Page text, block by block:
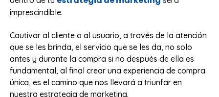
imprescindible.
Cautivar al cliente o al usuario, a través de la atención
que se les brinda, el servicio que se les da, no solo
antes y durante la compra si no después de ella es
fundamental, al final crear una experiencia de compra
única, es el camino que nos llevará a triunfar en
nuestra estrategia de marketing.